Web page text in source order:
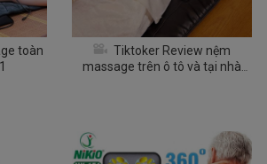
toàn
Tiktoker Review nệm
massage trên ô tô và tại nhà